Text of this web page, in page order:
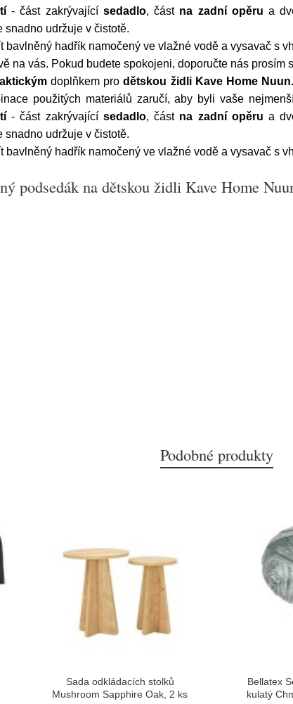
- část zakrývající sedadlo, část na zadní opěru a
snadno udržuje v čistotě.
bavlněný hadřík namočený ve vlažné vodě a vysavač s
na vás. Pokud budete spokojeni, doporučte nás prosím
doplňkem prodětskou židli Kave Home
použitých materiálů zaručí, aby byli vaše
- část zakrývající sedadlo, část na zadní opěru a
snadno udržuje v čistotě.
bavlněný hadřík namočený ve vlažné vodě a vysavač s
podsedák na dětskou židli Kave Home
Podobné produkty
Sada odkládacích stolků
Mushroom Sapphire Oak, 2 ks
Bellatex
kulatý